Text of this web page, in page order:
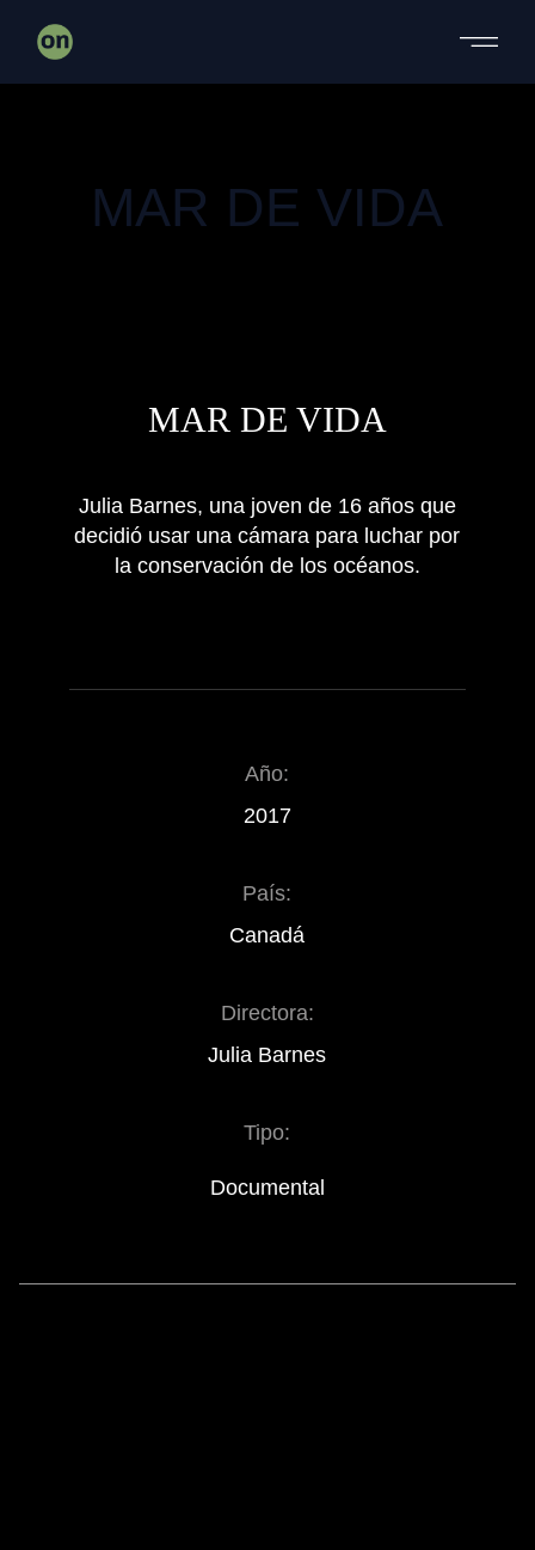
MAR DE VIDA
MAR DE VIDA
Julia Barnes, una joven de 16 años que
decidió usar una cámara para luchar por
la conservación de los océanos.
Año:
2017
País:
Canadá
Directora:
Julia Barnes
Tipo:
Documental